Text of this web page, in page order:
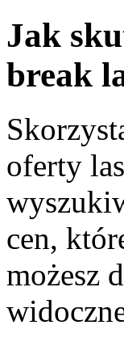
Jak
break
oferty
cen,
możesz